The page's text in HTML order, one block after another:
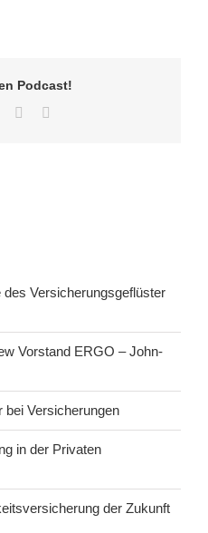
Podcast!
TwitterLinkedIn
Versicherungsgeflüster
Vorstand ERGO – John-
bei Versicherungen
in der Privaten
der Zukunft